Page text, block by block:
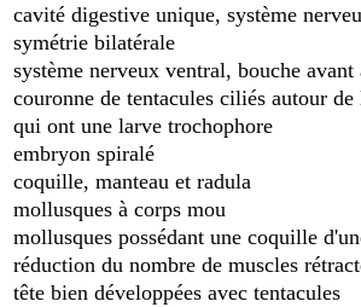
cavité digestive unique, système
symétrie bilatérale
système nerveux ventral, bouche avant
couronne de tentacules ciliés autour de
qui ont une larve trochophore
embryon spiralé
coquille, manteau et radula
mollusques à corps mou
mollusques possédant une coquille
réduction du nombre de muscles
tête bien développées avec tentacules